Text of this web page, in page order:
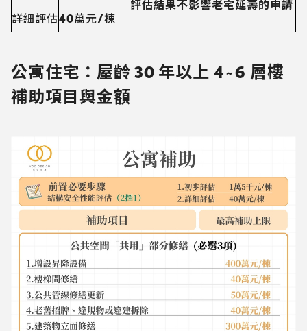
評估結果不影響老宅延壽的申請
詳細評估40萬元/棟
公寓住宅：屋齡30 年以上 4~6 層樓
補助項目與金額